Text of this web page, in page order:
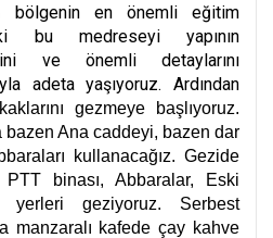
bölgenin en önemli eğitim
bu medreseyi yapının
ve önemli detaylarını
adeta yaşıyoruz. Ardından
gezmeye başlıyoruz.
bazen Ana caddeyi, bazen dar
kullanacağız. Gezide
binası, Abbaralar, Eski
yerleri geziyoruz. Serbest
manzaralı kafede çay kahve